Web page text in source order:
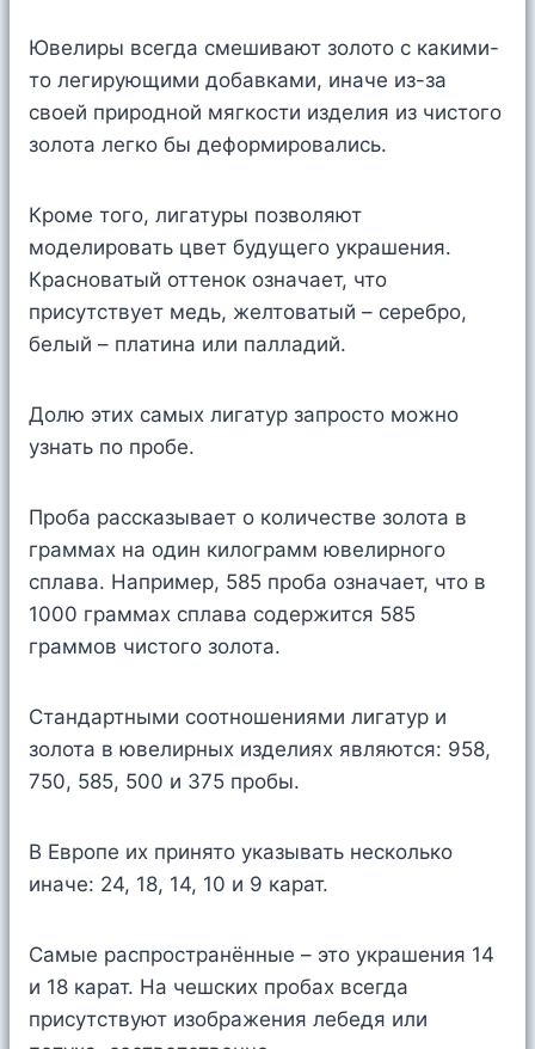
Ювелиры всегда смешивают золото с какими-
то легирующими добавками, иначе из-за
своей природной мягкости изделия из чистого
золота легко бы деформировались.
Кроме того, лигатуры позволяют
моделировать цвет будущего украшения.
Красноватый оттенок означает, что
присутствует медь, желтоватый – серебро,
белый – платина или палладий.
Долю этих самых лигатур запросто можно
узнать по пробе.
Проба рассказывает о количестве золота в
граммах на один килограмм ювелирного
сплава. Например, 585 проба означает, что в
1000 граммах сплава содержится 585
граммов чистого золота.
Стандартными соотношениями лигатур и
золота в ювелирных изделиях являются: 958,
750, 585, 500 и 375 пробы.
В Европе их принято указывать несколько
иначе: 24, 18, 14, 10 и 9 карат.
Самые распространённые – это украшения 14
и 18 карат. На чешских пробах всегда
присутствуют изображения лебедя или